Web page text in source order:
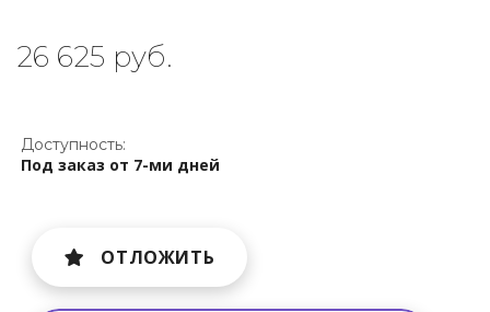
26 625 руб.
Доступность:
Под заказ от 7-ми дней
ОТЛОЖИТЬ